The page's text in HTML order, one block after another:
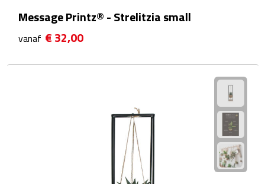
Fietspompen
Message Printz® - Strelitzia small
vanaf € 32,00